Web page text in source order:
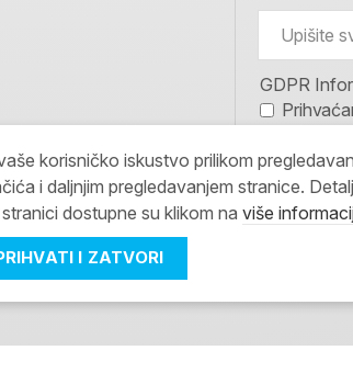
GDPR
koriste
PRIJAVI
korisničko iskustvo prilikom
i daljnjim pregledavanjem stranice.
dostupne su klikom na više
I ZATVORI